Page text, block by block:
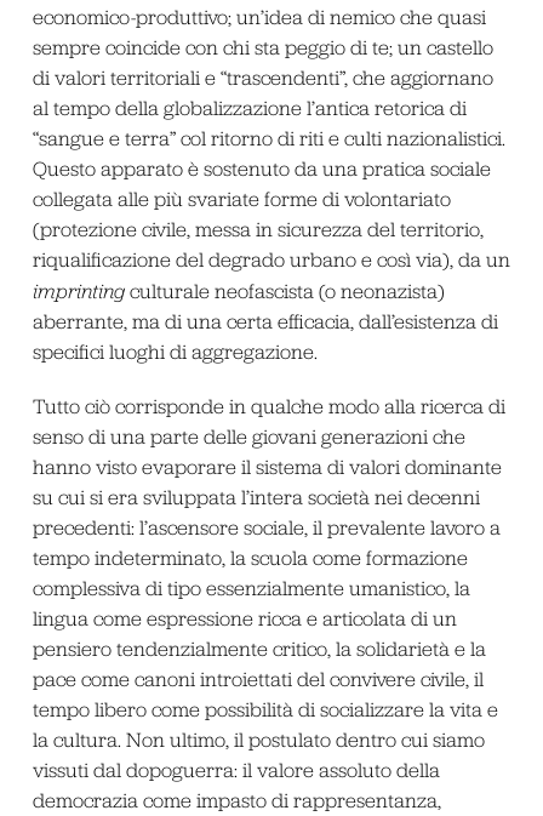
economico-produttivo; un’idea di nemico che quasi
sempre coincide con chi sta peggio di te; un castello
di valori territoriali e “trascendenti”, che aggiornano
al tempo della globalizzazione l’antica retorica di
“sangue e terra” col ritorno di riti e culti nazionalistici.
Questo apparato è sostenuto da una pratica sociale
collegata alle più svariate forme di volontariato
(protezione civile, messa in sicurezza del territorio,
riqualificazione del degrado urbano e così via), da un
imprintingculturale neofascista (o neonazista)
aberrante, ma di una certa efficacia, dall’esistenza di
specifici luoghi di aggregazione.
Tutto ciò corrisponde in qualche modo alla ricerca di
senso di una parte delle giovani generazioni che
hanno visto evaporare il sistema di valori dominante
su cui si era sviluppata l’intera società nei decenni
precedenti: l’ascensore sociale, il prevalente lavoro a
tempo indeterminato, la scuola come formazione
complessiva di tipo essenzialmente umanistico, la
lingua come espressione ricca e articolata di un
pensiero tendenzialmente critico, la solidarietà e la
pace come canoni introiettati del convivere civile, il
tempo libero come possibilità di socializzare la vita e
la cultura. Non ultimo, il postulato dentro cui siamo
vissuti dal dopoguerra: il valore assoluto della
democrazia come impasto di rappresentanza,